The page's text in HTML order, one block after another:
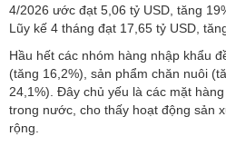
4/2026 ước đạt 5,06 tỷ USD, tăng
Lũy kế 4 tháng đạt 17,65 tỷ USD,
Hầu hết các nhóm hàng nhập khẩu
(tăng 16,2%), sản phẩm chăn nuôi
24,1%). Đây chủ yếu là các mặt
trong nước, cho thấy hoạt động sản
rộng.